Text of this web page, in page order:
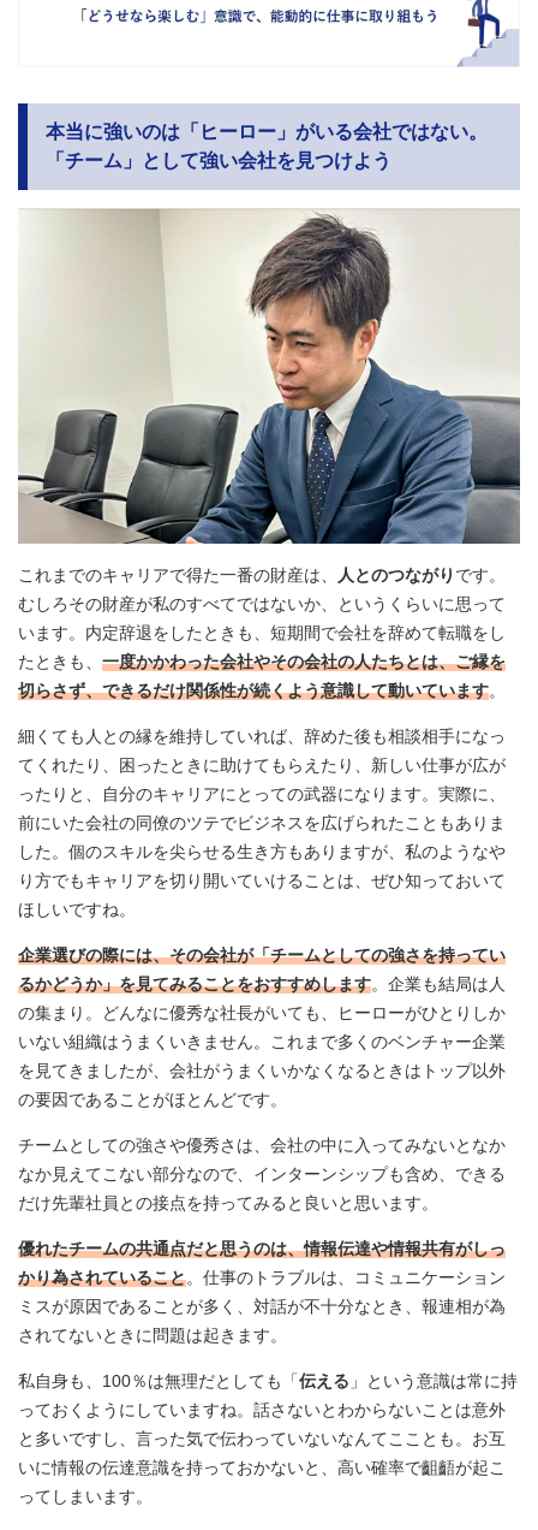
本当に強いのは「ヒーロー」がいる会社ではない。
「チーム」として強い会社を見つけよう
これまでのキャリアで得た一番の財産は、 人とのつながり です。
むしろその財産が私のすべてではないか、というくらいに思って
います。内定辞退をしたときも、短期間で会社を辞めて転職をし
たときも、 一度かかわった会社やその会社の人たちとは、ご縁を
切らさず、できるだけ関係性が続くよう意識して動いています。
細くても人との縁を維持していれば、辞めた後も相談相手になっ
てくれたり、困ったときに助けてもらえたり、新しい仕事が広が
ったりと、自分のキャリアにとっての武器になります。実際に、
前にいた会社の同僚のツテでビジネスを広げられたこともありま
した。個のスキルを尖らせる生き方もありますが、私のようなや
り方でもキャリアを切り開いていけることは、ぜひ知っておいて
ほしいですね。
企業選びの際には、その会社が「チームとしての強さを持ってい
るかどうか」を見てみることをおすすめします。企業も結局は人
の集まり。どんなに優秀な社長がいても、ヒーローがひとりしか
いない組織はうまくいきません。これまで多くのベンチャー企業
を見てきましたが、会社がうまくいかなくなるときはトップ以外
の要因であることがほとんどです。
チームとしての強さや優秀さは、会社の中に入ってみないとなか
なか見えてこない部分なので、インターンシップも含め、できる
だけ先輩社員との接点を持ってみると良いと思います。
優れたチームの共通点だと思うのは、情報伝達や情報共有がしっ
かり為されていること。仕事のトラブルは、コミュニケーション
ミスが原因であることが多く、対話が不十分なとき、報連相が為
されてないときに問題は起きます。
私自身も、100％は無理だとしても「伝える 」という意識は常に持
っておくようにしていますね。話さないとわからないことは意外
と多いですし、言った気で伝わっていないなんてこことも。お互
いに情報の伝達意識を持っておかないと、高い確率で齟齬が起こ
ってしまいます。